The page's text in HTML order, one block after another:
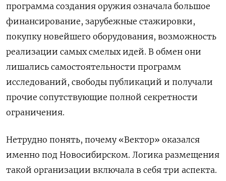
программа создания оружия означала большое
финансирование, зарубежные стажировки,
покупку новейшего оборудования, возможность
реализации самых смелых идей. В обмен они
лишались самостоятельности программ
исследований, свободы публикаций и получали
прочие сопутствующие полной секретности
ограничения.
Нетрудно понять, почему «Вектор» оказался
именно под Новосибирском. Логика размещения
такой организации включала в себя три аспекта.